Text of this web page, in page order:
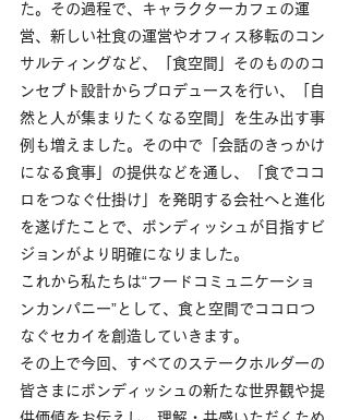
た。その過程で、キャラクターカフェの運
営、新しい社食の運営やオフィス移転のコン
サルティングなど、「食空間」そのもののコ
ンセプト設計からプロデュースを行い、「自
然と人が集まりたくなる空間」を生み出す事
例も増えました。その中で「会話のきっかけ
になる食事」の提供などを通し、「食でココ
ロをつなぐ仕掛け」を発明する会社へと進化
を遂げたことで、 ボンディッシュ が目指すビ
ジョンがより明確になりました。
これから私たちは“フードコミュニケーショ
ンカンパニー”として、食と空間でココロつ
なぐセカイを創造していきます。
その上で今回、すべてのステークホルダーの
皆さまにボンディッシュ の新たな世界観や提